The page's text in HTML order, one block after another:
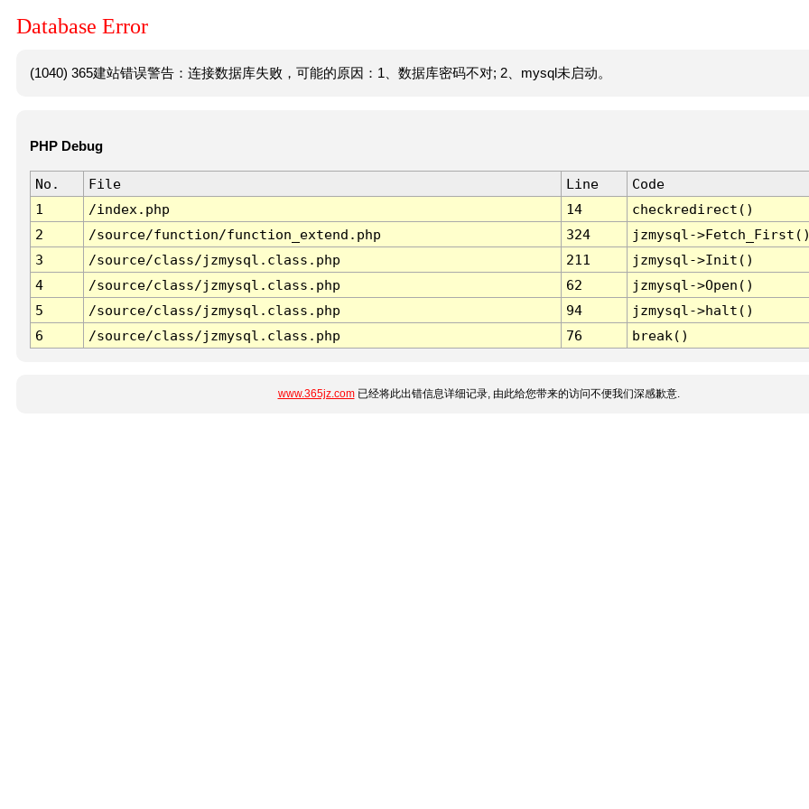
Database Error
(1040) 365建站错误警告：连接数据库失败，可能的原因：1、数据库密码不对; 2、mysql未启动。
PHP Debug
No. File Line
Code
1
/index.php 14
checkredirect()
2
/source/function/function_extend.php 324
jzmysql-
3
/source/class/jzmysql.class.php 211
jzmysql->Init()
4
/source/class/jzmysql.class.php 62
jzmysql->Open()
5
/source/class/jzmysql.class.php 94
jzmysql->halt()
6
/source/class/jzmysql.class.php 76 break()
www.365jz.com已经将此出错信息详细记录, 由此给您带来的访问不便我们深感歉意.